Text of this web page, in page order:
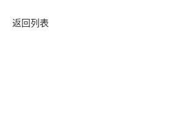
返回列表